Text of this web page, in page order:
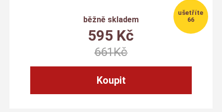
běžně skladem
595 Kč
66
661Kč